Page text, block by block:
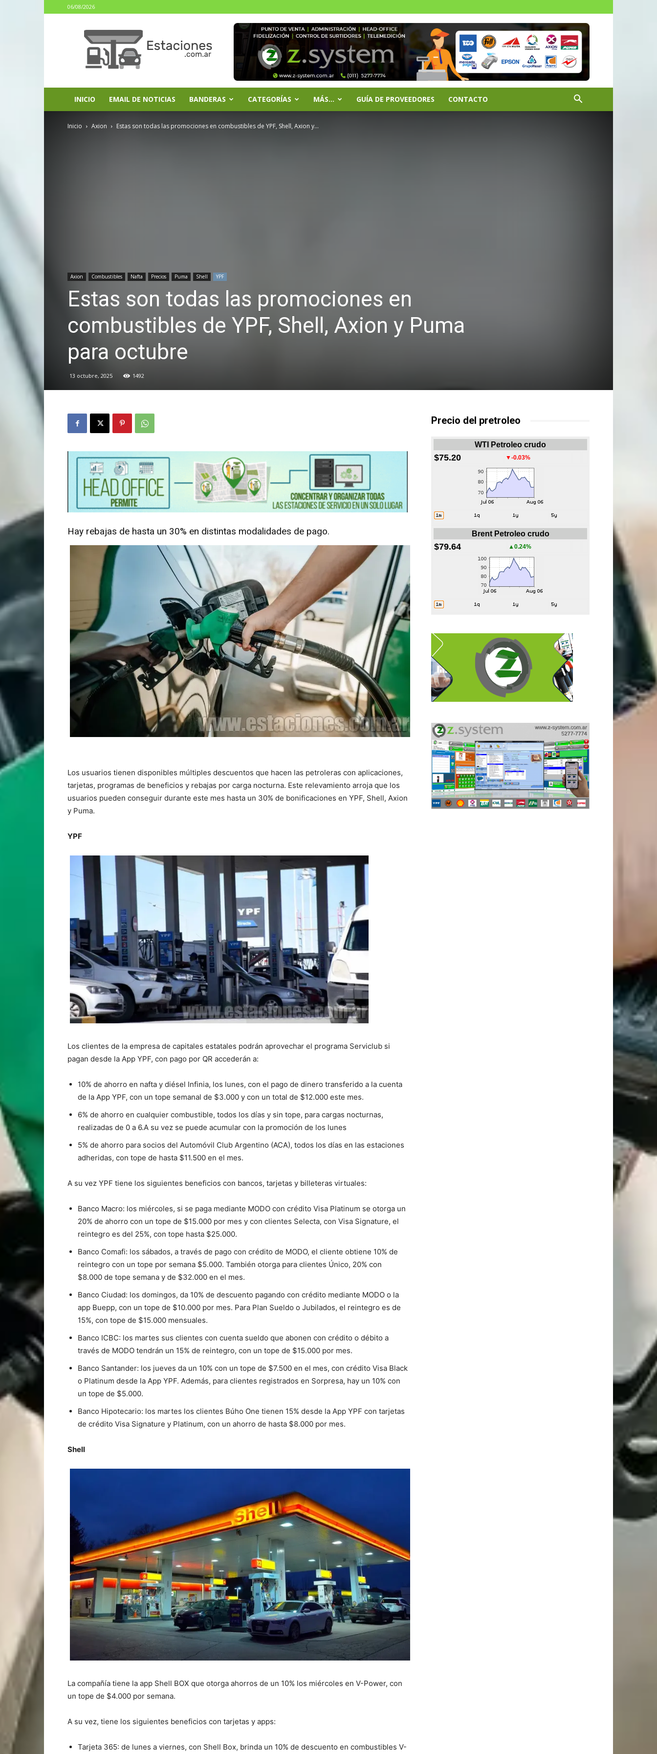
06/08/2026
INICIO EMAIL DE NOTICIAS BANDERAS CATEGORÍAS MÁS… GUÍA DE PROVEEDORES CONTACTO
Inicio Axion Estas son todas las promociones en combustibles de YPF, Shell, Axion y...
Axion Combustibles Nafta Precios Puma Shell YPF
Estas son todas las promociones en
combustibles de YPF, Shell, Axion y Puma
para octubre
13 octubre, 2025 1492
Hay rebajas de hasta un 30% en distintas modalidades de pago.
Los usuarios tienen disponibles múltiples descuentos que hacen las petroleras con aplicaciones,
tarjetas, programas de beneficios y rebajas por carga nocturna. Este relevamiento arroja que los
usuarios pueden conseguir durante este mes hasta un 30% de bonificaciones en YPF, Shell, Axion
y Puma.
YPF
Los clientes de la empresa de capitales estatales podrán aprovechar el programa Serviclub si
pagan desde la App YPF, con pago por QR accederán a:
10% de ahorro en nafta y diésel Infinia, los lunes, con el pago de dinero transferido a la cuenta
de la App YPF, con un tope semanal de $3.000 y con un total de $12.000 este mes.
6% de ahorro en cualquier combustible, todos los días y sin tope, para cargas nocturnas,
realizadas de 0 a 6.A su vez se puede acumular con la promoción de los lunes
5% de ahorro para socios del Automóvil Club Argentino (ACA), todos los días en las estaciones
adheridas, con tope de hasta $11.500 en el mes.
A su vez YPF tiene los siguientes beneficios con bancos, tarjetas y billeteras virtuales:
Banco Macro: los miércoles, si se paga mediante MODO con crédito Visa Platinum se otorga un
20% de ahorro con un tope de $15.000 por mes y con clientes Selecta, con Visa Signature, el
reintegro es del 25%, con tope hasta $25.000.
Banco Comafi: los sábados, a través de pago con crédito de MODO, el cliente obtiene 10% de
reintegro con un tope por semana $5.000. También otorga para clientes Único, 20% con
$8.000 de tope semana y de $32.000 en el mes.
Banco Ciudad: los domingos, da 10% de descuento pagando con crédito mediante MODO o la
app Buepp, con un tope de $10.000 por mes. Para Plan Sueldo o Jubilados, el reintegro es de
15%, con tope de $15.000 mensuales.
Banco ICBC: los martes sus clientes con cuenta sueldo que abonen con crédito o débito a
través de MODO tendrán un 15% de reintegro, con un tope de $15.000 por mes.
Banco Santander: los jueves da un 10% con un tope de $7.500 en el mes, con crédito Visa Black
o Platinum desde la App YPF. Además, para clientes registrados en Sorpresa, hay un 10% con
un tope de $5.000.
Banco Hipotecario: los martes los clientes Búho One tienen 15% desde la App YPF con tarjetas
de crédito Visa Signature y Platinum, con un ahorro de hasta $8.000 por mes.
Shell
La compañía tiene la app Shell BOX que otorga ahorros de un 10% los miércoles en V-Power, con
un tope de $4.000 por semana.
A su vez, tiene los siguientes beneficios con tarjetas y apps:
Tarjeta 365: de lunes a viernes, con Shell Box, brinda un 10% de descuento en combustibles V-
Precio del pretroleo
WTI Petroleo crudo
$75.20 ▼-0.03%
Brent Petroleo crudo
$79.64 ▲0.24%